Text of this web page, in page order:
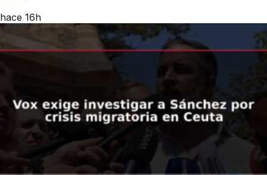
hace 16h